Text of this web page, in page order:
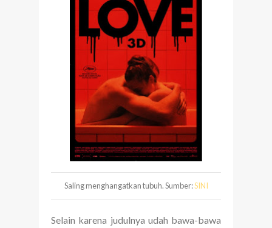
Saling menghangatkan tubuh. Sumber:SINI
Selain karena judulnya udah bawa-bawa